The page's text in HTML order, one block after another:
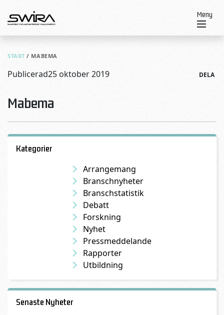
Meny
START / MABEMA
Publicerad25 oktober 2019 DELA
Mabema
Kategorier
Arrangemang
Branschnyheter
Branschstatistik
Debatt
Forskning
Nyhet
Pressmeddelande
Rapporter
Utbildning
Senaste Nyheter